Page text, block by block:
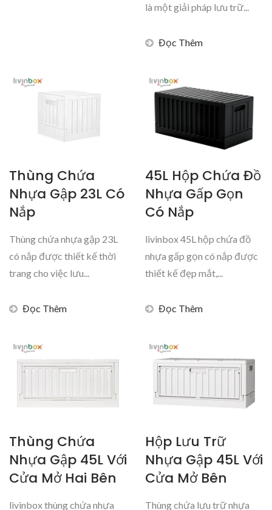
là một giải pháp lưu trữ...
Đọc Thêm
Thùng Chứa
Nhựa Gập 23L Có
Nắp
Thùng chứa nhựa gập 23L
có nắp được thiết kế thời
trang cho việc lưu...
Đọc Thêm
45L Hộp Chứa Đồ
Nhựa Gấp Gọn
Có Nắp
livinbox 45L hộp chứa đồ
nhựa gấp gọn có nắp được
thiết kế đẹp mắt,...
Đọc Thêm
Thùng Chứa
Nhựa Gập 45L Với
Cửa Mở Hai Bên
livinbox thùng chứa nhựa
Hộp Lưu Trữ
Nhựa Gập 45L Với
Cửa Mở Bên
Thùng chứa lưu trữ nhựa